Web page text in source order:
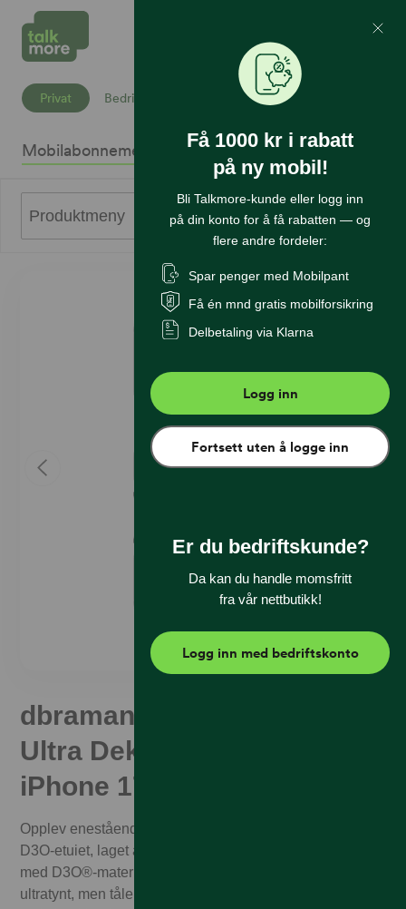
Mine Sider
Privat Bedrift
Mobilabonnement Mobiltelefoner InternettSikkerhet
Produktmeny
dbramante1928 Iceland
Ultra Deksel MagSafe
iPhone 17 Pro Klar
Opplev enestående telefonbeskyttelse med Iceland Ultra
D3O-etuiet, laget av 100 % resirkulert plast og forsterket
med D3O®-materiale. Etuiet er designet for å være
ultratynt, men tåler likevel fall på opptil 4 meter – og gir
Få 1000 kr i rabatt
på ny mobil!
Bli Talkmore-kunde eller logg inn
på din konto for å få rabatten — og
flere andre fordeler:
Spar penger med Mobilpant
Få én mnd gratis mobilforsikring
Delbetaling via Klarna
Logg inn
Fortsett uten å logge inn
Er du bedriftskunde?
Da kan du handle momsfritt
fra vår nettbutikk!
Logg inn med bedriftskonto